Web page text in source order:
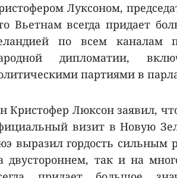
Луксоном,
Вьетнам всегда придает
по всем каналам
дипломатии,
партиями в
Кристофер Люксон заявил,
визит в Новую
выразил гордость сильным
двустороннем, так и на